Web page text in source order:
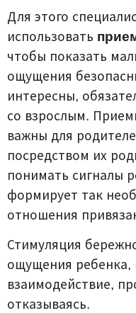
Для этого
использовать
чтобы показать
ощущения
интересны,
со взрослым.
важны для
посредством их
понимать сигналы
формирует так
отношения
Стимуляция
ощущения ребенка,
взаимодействие,
отказываясь.